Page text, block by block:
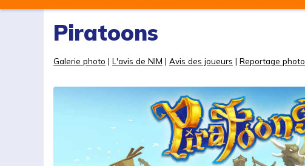
Piratoons
Galerie photo | L'avis de NIM | Avis des joueurs | Reportage photo